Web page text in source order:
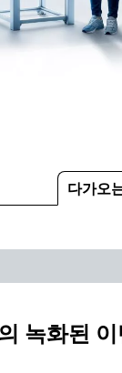
다가오
녹화된